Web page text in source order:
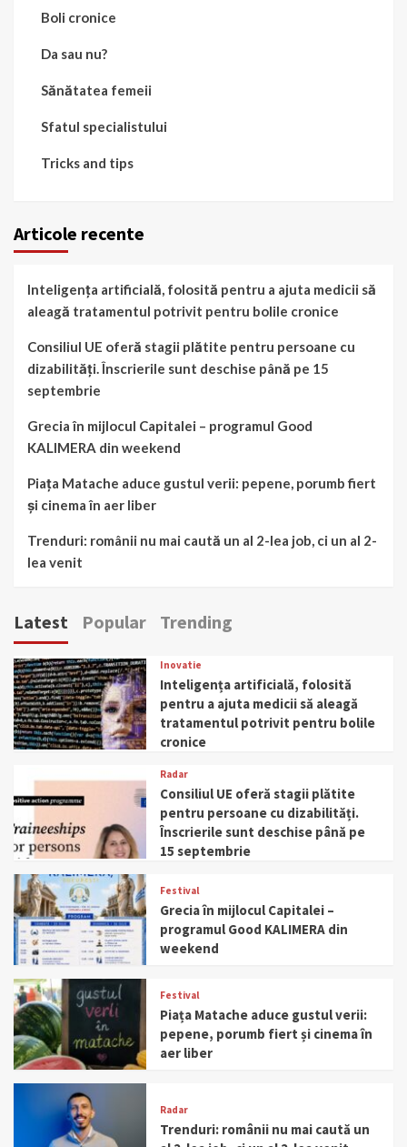
Boli cronice
Da sau nu?
Sănătatea femeii
Sfatul specialistului
Tricks and tips
Articole recente
Inteligența artificială, folosită pentru a ajuta medicii să
aleagă tratamentul potrivit pentru bolile cronice
Consiliul UE oferă stagii plătite pentru persoane cu
dizabilități. Înscrierile sunt deschise până pe 15
septembrie
Grecia în mijlocul Capitalei – programul Good
KALIMERA din weekend
Piața Matache aduce gustul verii: pepene, porumb fiert
și cinema în aer liber
Trenduri: românii nu mai caută un al 2-lea job, ci un al 2-
lea venit
Latest Popular Trending
Inovatie
Inteligența artificială, folosită
pentru a ajuta medicii să aleagă
tratamentul potrivit pentru bolile
cronice
Radar
Consiliul UE oferă stagii plătite
pentru persoane cu dizabilități.
Înscrierile sunt deschise până pe
15 septembrie
Festival
Grecia în mijlocul Capitalei –
programul Good KALIMERA din
weekend
Festival
Piața Matache aduce gustul verii:
pepene, porumb fiert și cinema în
aer liber
Radar
Trenduri: românii nu mai caută un